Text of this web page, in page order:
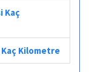
Kaç
Kaç Kilometre